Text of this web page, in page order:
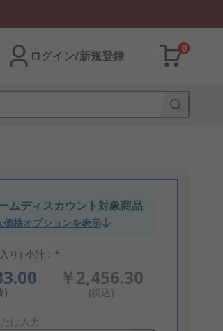
ログイン/新規登録
0
ムディスカウント対象商品
価格オプションを表示
り) 小計：*
)
￥2,456.30
(税込)
は入力